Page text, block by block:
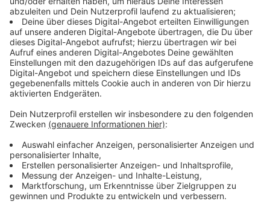
Menschen in Düsseldorf können im Pop-up-Bürgerbüro
nicht nur Ausweise und Reisepässe beantragen. Auch
An- und Ummeldungen sowie Parkausweise lassen sich
dort erledigen.
Anzeige
Weiterer Termin im Juli geplant
Anzeige
Ein weiteres Pop-up-Bürgerbüro ist bereits